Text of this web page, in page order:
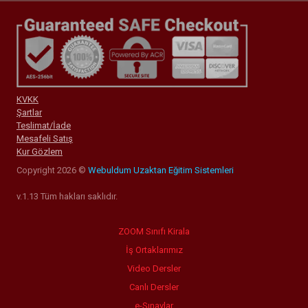
KVKK
Şartlar
Teslimat/İade
Mesafeli Satış
Kur Gözlem
Copyright 2026 © Webuldum Uzaktan Eğitim Sistemleri
v.1.13 Tüm hakları saklıdır.
ZOOM Sınıfı Kirala
İş Ortaklarımız
Video Dersler
Canlı Dersler
e-Sınavlar